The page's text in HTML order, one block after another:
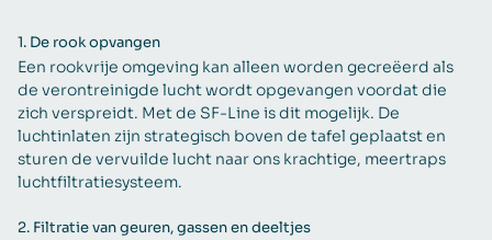
1. De rook opvangen
Een rookvrije omgeving kan alleen worden gecreëerd als
de verontreinigde lucht wordt opgevangen voordat die
zich verspreidt. Met de SF-Line is dit mogelijk. De
luchtinlaten zijn strategisch boven de tafel geplaatst en
sturen de vervuilde lucht naar ons krachtige, meertraps
luchtfiltratiesysteem.
2. Filtratie van geuren, gassen en deeltjes